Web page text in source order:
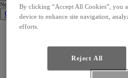
Nové vozidlá
Osobné vozidlá
Nové Aygo X
Nový Yaris Cross
By clicking “Accept All Cookies”, you
device to enhance site navigation,
efforts.
Reject All